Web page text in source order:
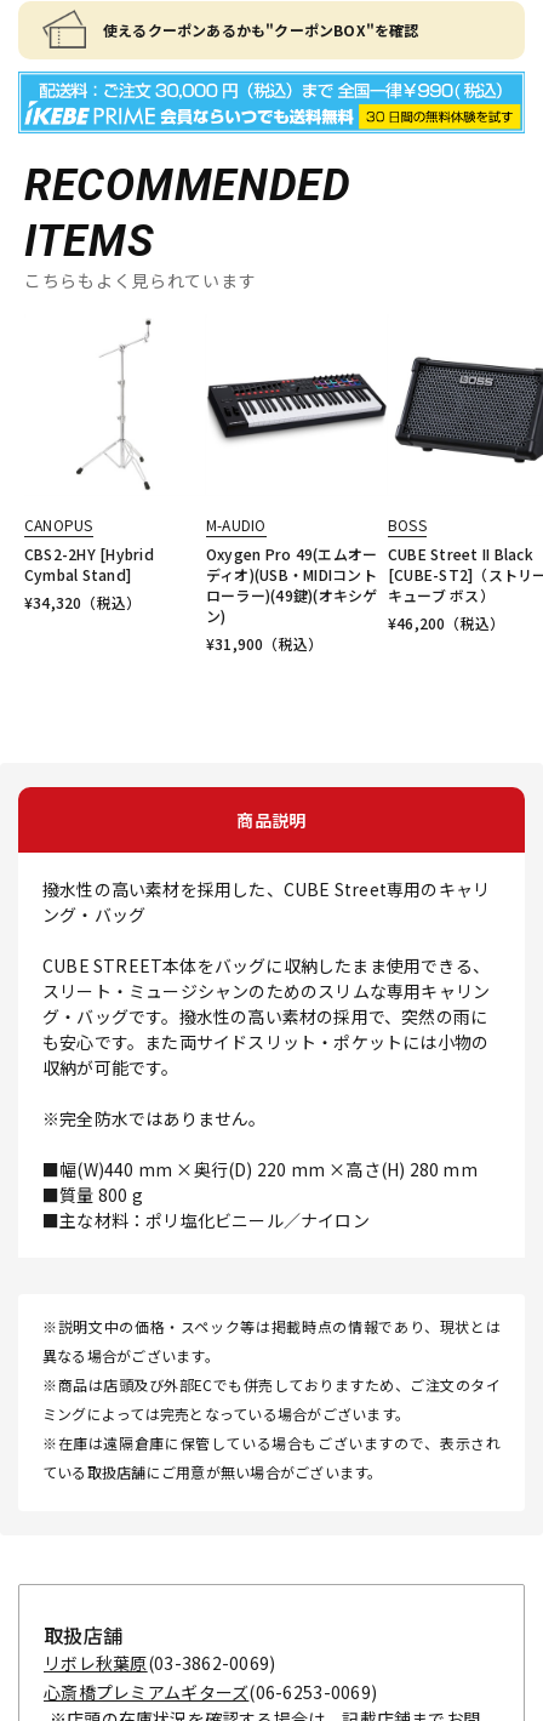
使えるクーポンあるかも"クーポンBOX"を確認
RECOMMENDED
ITEMS
こちらもよく見られています
CANOPUS
CBS2-2HY [Hybrid
Cymbal Stand]
¥34,320 （税込）
M-AUDIO
Oxygen Pro 49(エムオー
ディオ)(USB・MIDIコント
ローラー)(49鍵)(オキシゲ
ン)
¥31,900 （税込）
BOSS
CUBE Street II Black
[CUBE-ST2]（ストリ
キューブ ボス）
¥46,200 （税込）
商品説明
撥水性の高い素材を採用した、CUBE Street専用のキャリ
ング・バッグ
CUBE STREET本体をバッグに収納したまま使用できる、
スリート・ミュージシャンのためのスリムな専用キャリン
グ・バッグです。撥水性の高い素材の採用で、突然の雨に
も安心です。また両サイドスリット・ポケットには小物の
収納が可能です。
※完全防水ではありません。
■幅(W)440 mm ×奥行(D) 220 mm ×高さ(H) 280 mm
■質量 800 g
■主な材料：ポリ塩化ビニール／ナイロン
※説明文中の価格・スペック等は掲載時点の情報であり、現状とは
異なる場合がございます。
※商品は店頭及び外部ECでも併売しておりますため、ご注文のタイ
ミングによっては完売となっている場合がございます。
※在庫は遠隔倉庫に保管している場合もございますので、表示され
ている取扱店舗にご用意が無い場合がございます。
取扱店舗
リボレ秋葉原(03-3862-0069)
心斎橋プレミアムギターズ(06-6253-0069)